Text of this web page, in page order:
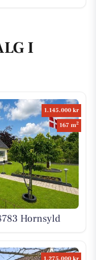
I
1.145.000 kr
167 m2
Hornsyld